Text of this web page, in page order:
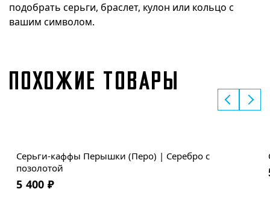
подобрать серьги, браслет, кулон или кольцо с
вашим символом.
ПОХОЖИЕ ТОВАРЫ
Серьги-каффы Перышки (Перо) | Серебро с
позолотой
5 400 ₽